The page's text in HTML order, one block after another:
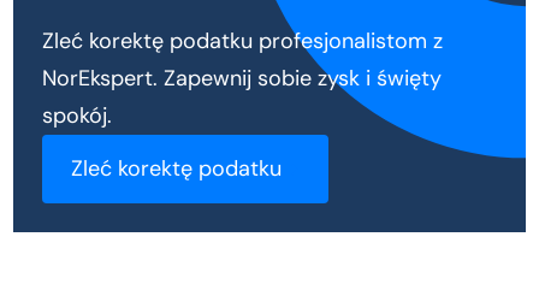
Zleć korektę podatku profesjonalistom z
NorEkspert. Zapewnij sobie zysk i święty
spokój.
Zleć korektę podatku